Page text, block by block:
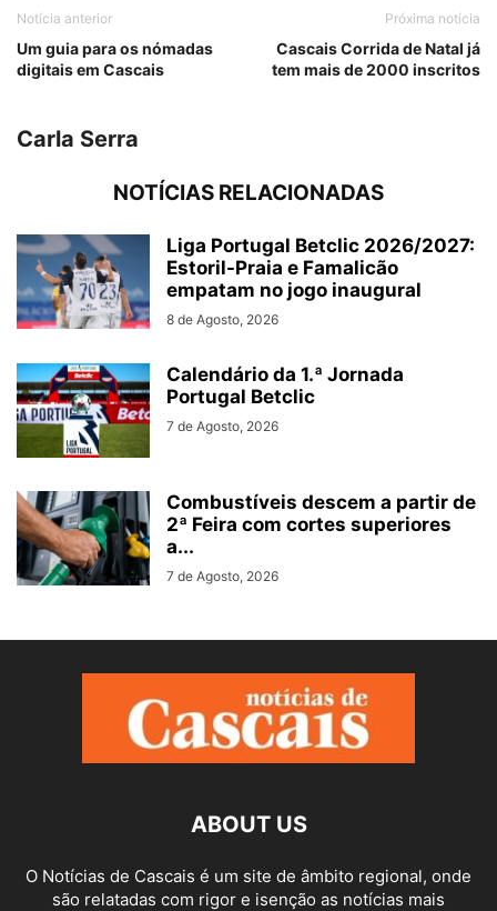
Notícia anterior
Um guia para os nómadas
digitais em Cascais
Próxima notícia
Cascais Corrida de Natal já
tem mais de 2000 inscritos
Carla Serra
NOTÍCIAS RELACIONADAS
Liga Portugal Betclic 2026/2027:
Estoril-Praia e Famalicão
empatam no jogo inaugural
8 de Agosto, 2026
Calendário da 1.ª Jornada
Portugal Betclic
7 de Agosto, 2026
Combustíveis descem a partir de
2ª Feira com cortes superiores
a...
7 de Agosto, 2026
ABOUT US
O Notícias de Cascais é um site de âmbito regional, onde
são relatadas com rigor e isenção as notícias mais